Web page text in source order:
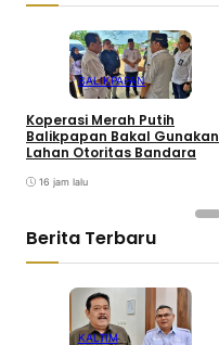
BALIKPAPAN
Koperasi Merah Putih
Balikpapan Bakal Gunakan
Lahan Otoritas Bandara
16 jam lalu
Berita Terbaru
KALTIM